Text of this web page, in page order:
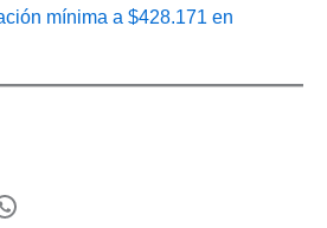
mínima a $428.171 en